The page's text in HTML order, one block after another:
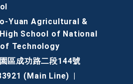
Yuan Agricultural &
School of National
Technology
區成功路二段144號
(Main Line)